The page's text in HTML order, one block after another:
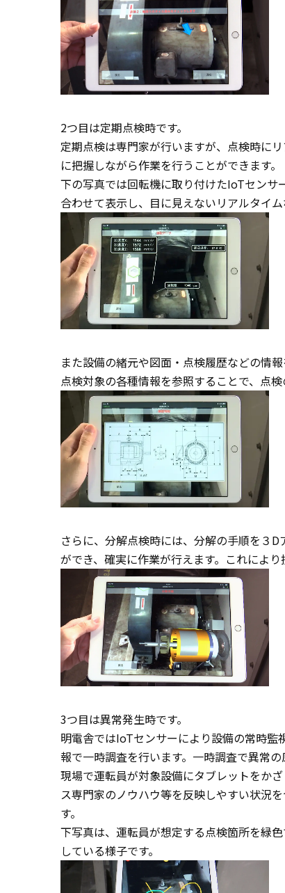
2つ目は定期点検時です。
定期点検は専門家が行いますが、点検時に
に把握しながら作業を行うことができます。
下の写真では回転機に取り付けたIoTセン
合わせて表示し、目に見えないリアルタイム
また設備の緒元や図面・点検履歴などの情
点検対象の各種情報を参照することで、点検
さらに、分解点検時には、分解の手順を３
ができ、確実に作業が行えます。これによ
3つ目は異常発生時です。
明電舎ではIoTセンサーにより設備の常時
報で一時調査を行います。一時調査で異常
現場で運転員が対象設備にタブレットをか
ス専門家のノウハウ等を反映しやすい状況
す。
下写真は、運転員が想定する点検箇所を緑
している様子です。